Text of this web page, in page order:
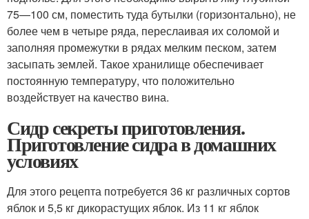
75—100 см, поместить туда бутылки (горизонтально), не
более чем в четыре ряда, переслаивая их соломой и
заполняя промежутки в рядах мелким песком, затем
засыпать землей. Такое хранилище обеспечивает
постоянную температуру, что положительно
воздействует на качество вина.
Сидр секреты приготовления.
Приготовление сидра в домашних
условиях
Для этого рецепта потребуется 36 кг различных сортов
яблок и 5,5 кг дикорастущих яблок. Из 11 кг яблок